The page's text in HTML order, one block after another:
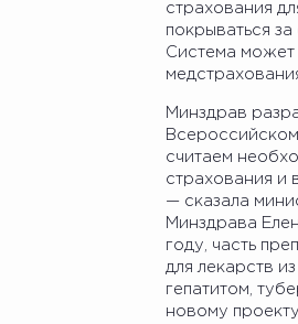
страхования
покрываться
Система может
Минздрав
считаем
страхования и
— сказала
Минздрава
году, часть
для лекарств
гепатитом,
новому